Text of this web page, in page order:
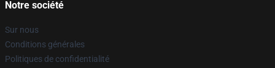
Notre société
Sur nous
Conditions générales
Politiques de confidentialité